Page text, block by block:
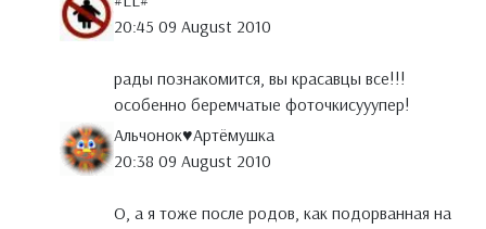
20:45 09 August 2010
рады познакомится, вы красавцы все!!!
особенно беремчатые фоточкисууупер!
Альчонок♥Артёмушка
20:38 09 August 2010
О, а я тоже после родов, как подорванная на